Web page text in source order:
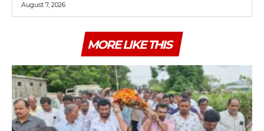
August 7, 2026
MORE LIKE THIS